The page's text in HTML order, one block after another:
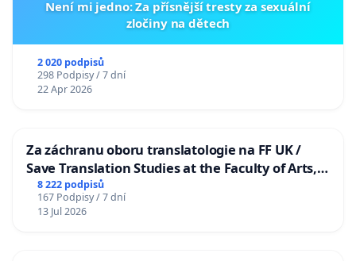
Není mi jedno: Za přísnější tresty za sexuální
zločiny na dětech
2 020 podpisů
298 Podpisy / 7 dní
22 Apr 2026
Za záchranu oboru translatologie na FF UK /
Save Translation Studies at the Faculty of Arts,
Charles University
8 222 podpisů
167 Podpisy / 7 dní
13 Jul 2026